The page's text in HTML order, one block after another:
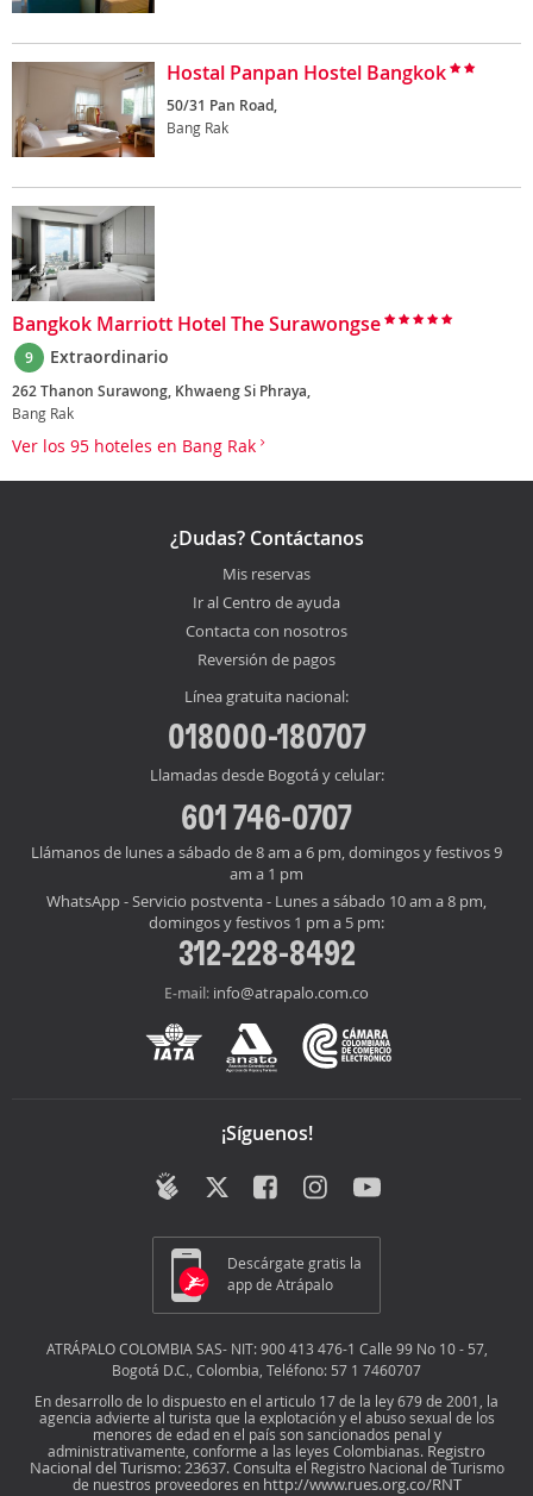
Hostal Panpan Hostel Bangkok
50/31 Pan Road,
Bang Rak
Bangkok Marriott Hotel The Surawongse
9 Extraordinario
262 Thanon Surawong, Khwaeng Si Phraya,
Bang Rak
Ver los 95 hoteles en Bang Rak
¿Dudas? Contáctanos
Mis reservas
Ir al Centro de ayuda
Contacta con nosotros
Reversión de pagos
Línea gratuita nacional:
018000-180707
Llamadas desde Bogotá y celular:
601 746-0707
Llámanos de lunes a sábado de 8 am a 6 pm, domingos y festivos 9
am a 1 pm
WhatsApp - Servicio postventa - Lunes a sábado 10 am a 8 pm,
domingos y festivos 1 pm a 5 pm:
312-228-8492
E-mail: info@atrapalo.com.co
¡Síguenos!
Descárgate gratis la
app de Atrápalo
ATRÁPALO COLOMBIA SAS- NIT: 900 413 476-1 Calle 99 No 10 - 57,
Bogotá D.C., Colombia, Teléfono: 57 1 7460707
En desarrollo de lo dispuesto en el articulo 17 de la ley 679 de 2001, la
agencia advierte al turista que la explotación y el abuso sexual de los
menores de edad en el país son sancionados penal y
administrativamente, conforme a las leyes Colombianas. Registro
Nacional del Turismo: 23637. Consulta el Registro Nacional de Turismo
de nuestros proveedores en http://www.rues.org.co/RNT